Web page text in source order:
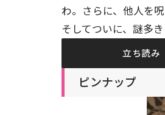
わ。さらに、他人を
そしてついに、謎多
立ち読み
ピンナップ